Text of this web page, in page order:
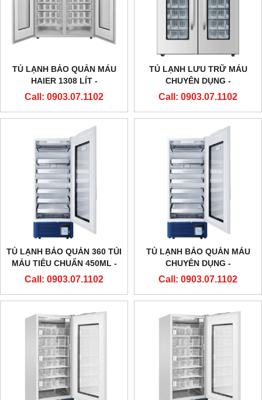
TỦ LẠNH BẢO QUẢN MÁU
HAIER 1308 LÍT -
MODEL:HXC-1308
Call: 0903.07.1102
TỦ LẠNH LƯU TRỮ MÁU
CHUYÊN DỤNG -
MODEL:HXC-1308 - HAIER
Call: 0903.07.1102
TỦ LẠNH BẢO QUẢN 360 TÚI
MÁU TIÊU CHUẨN 450ML -
MODEL:HXC-608B - HAIER
Call: 0903.07.1102
TỦ LẠNH BẢO QUẢN MÁU
CHUYÊN DỤNG -
MODEL:HXC-608B - HAIER
Call: 0903.07.1102